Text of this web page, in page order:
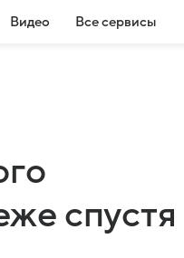
Видео Все сервисы
спустя